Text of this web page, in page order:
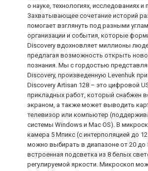
о науке, технологиях, исследованиях и
Захватывающее сочетание историй
помогает взглянуть под разными
организации и события, которые
Discovery вдохновляет миллионы
предлагая возможность открыть
познания. Мы с гордостью
Discovery, произведенную Levenhuk
Discovery Artisan 128 – это цифровой
прикладных работ, который снабжен
экраном, а также может выводить
телевизор или компьютер
системы Windows и Mac OS). В
камера 5 Мпикс (с интерполяцией до
можно выбирать в диапазоне от 20 до
встроенная подсветка из 8 белых
регулируемой яркости. Микроскоп